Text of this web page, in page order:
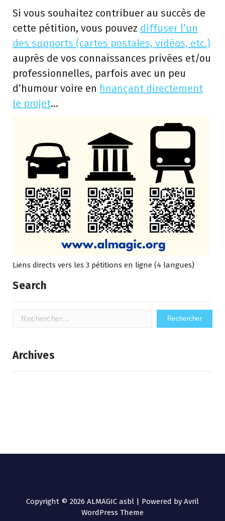
Si vous souhaitez contribuer au succès de
cette pétition, vous pouvez diffuser l’un
des supports (cartes postales, vidéos, etc.)
auprès de vos connaissances privées et/ou
professionnelles, parfois avec un peu
d’humour voire en finançant directement
le projet…
Liens directs vers les 3 pétitions en ligne (4 langues)
Search
Rechercher :
Archives
Copyright © 2026 ALMAGIC asbl | Powered by Avril
WordPress Theme